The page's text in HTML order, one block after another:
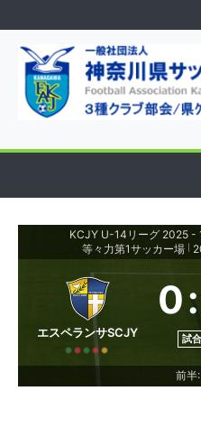
KCJY U-14リーグ 2025 -
等々力第1サッカー場
エスペランサSCJY
0:
試
前半